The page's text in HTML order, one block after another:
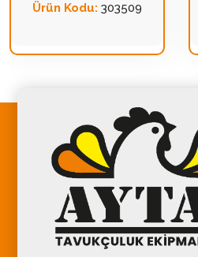
Ürün Kodu: 303509